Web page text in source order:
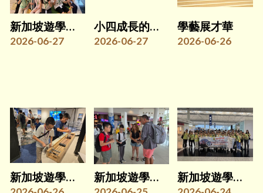
新加坡遊學團(四)
2026-06-27
小四成長的天空計劃──親子日營
2026-06-27
學藝展才華
2026-06-26
新加坡遊學團(三) 新加坡遊學團(二) 新加坡遊學團(一)